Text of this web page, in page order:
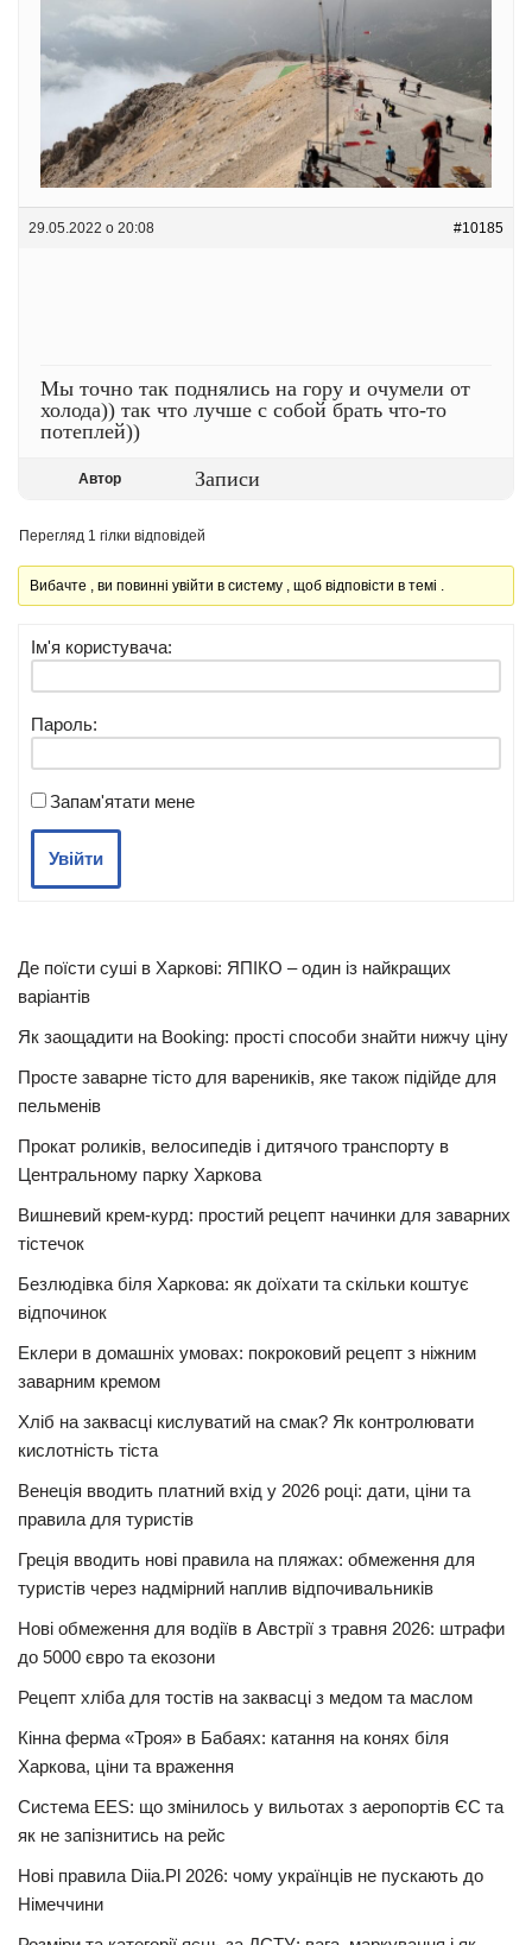
29.05.2022 о 20:08 #10185
Мы точно так поднялись на гору и очумели от
холода)) так что лучше с собой брать что-то
потеплей))
Автор Записи
Перегляд 1 гілки відповідей
Вибачте , ви повинні увійти в систему , щоб відповісти в темі .
Ім'я користувача:
Пароль:
Запам'ятати мене
Увійти
Де поїсти суші в Харкові: ЯПІКО – один із найкращих
варіантів
Як заощадити на Booking: прості способи знайти нижчу ціну
Просте заварне тісто для вареників, яке також підійде для
пельменів
Прокат роликів, велосипедів і дитячого транспорту в
Центральному парку Харкова
Вишневий крем-курд: простий рецепт начинки для заварних
тістечок
Безлюдівка біля Харкова: як доїхати та скільки коштує
відпочинок
Еклери в домашніх умовах: покроковий рецепт з ніжним
заварним кремом
Хліб на заквасці кислуватий на смак? Як контролювати
кислотність тіста
Венеція вводить платний вхід у 2026 році: дати, ціни та
правила для туристів
Греція вводить нові правила на пляжах: обмеження для
туристів через надмірний наплив відпочивальників
Нові обмеження для водіїв в Австрії з травня 2026: штрафи
до 5000 євро та екозони
Рецепт хліба для тостів на заквасці з медом та маслом
Кінна ферма «Троя» в Бабаях: катання на конях біля
Харкова, ціни та враження
Система EES: що змінилось у вильотах з аеропортів ЄС та
як не запізнитись на рейс
Нові правила Diia.Pl 2026: чому українців не пускають до
Німеччини